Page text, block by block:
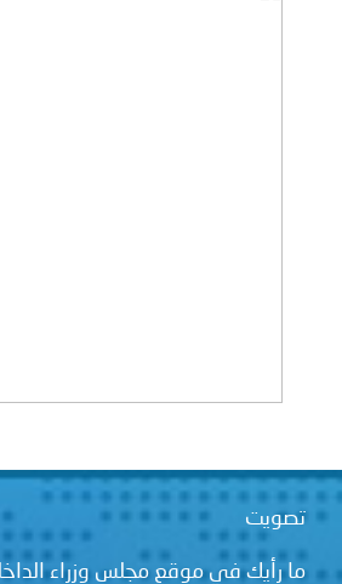
تصويت
ما رأيك في موقع مجلس وزراء